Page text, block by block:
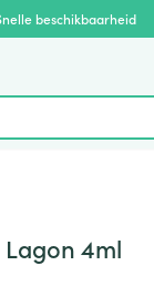
beschikbaarheid
4ml